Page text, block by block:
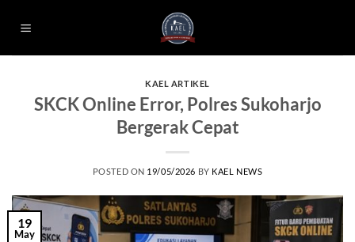
KAEL ARTIKEL
SKCK Online Error, Polres Sukoharjo
Bergerak Cepat
POSTED ON 19/05/2026 BY KAEL NEWS
19
May